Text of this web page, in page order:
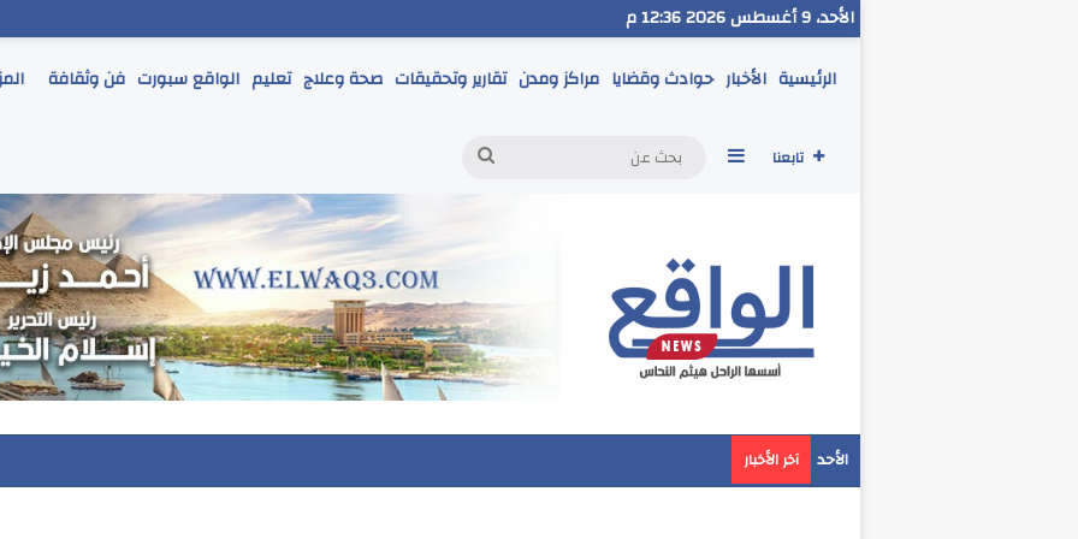
الأحد، 9 أغسطس 2026 12:36 م
الرئيسية الأخبار حوادث وقضايا مراكز ومدن تقارير وتحقيقات صحة وعلاج تعليم الواقع سبورت فن وثقافة
تابعنا إضافة عمود جانبي
بحث
الأحد آخر الأخبار